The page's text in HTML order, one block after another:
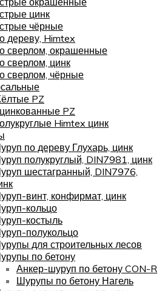
цинк
чёрные
дереву, Himtex
сверлом, окрашенные
сверлом, цинк
сверлом, чёрные
PZ
PZ
Himtex цинк
по дереву Глухарь, цинк
полукруглый, DIN7981, цинк
шестагранный, DIN7976,
винт, конфирмат, цинк
кольцо
костыль
полукольцо
для строительных лесов
по бетону
Анкер-шуруп по бетону CON-R
Шурупы по бетону Нагель